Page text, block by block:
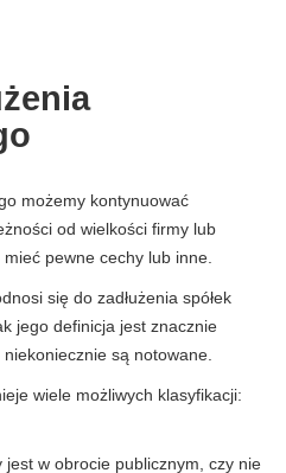
możemy kontynuować
od wielkości firmy lub
pewne cechy lub inne.
się do zadłużenia spółek
jego definicja jest znacznie
są notowane.
wiele możliwych klasyfikacji:
jest w obrocie publicznym, czy nie